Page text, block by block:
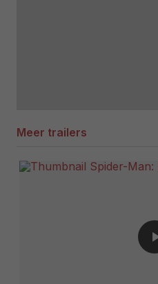
Meer trailers